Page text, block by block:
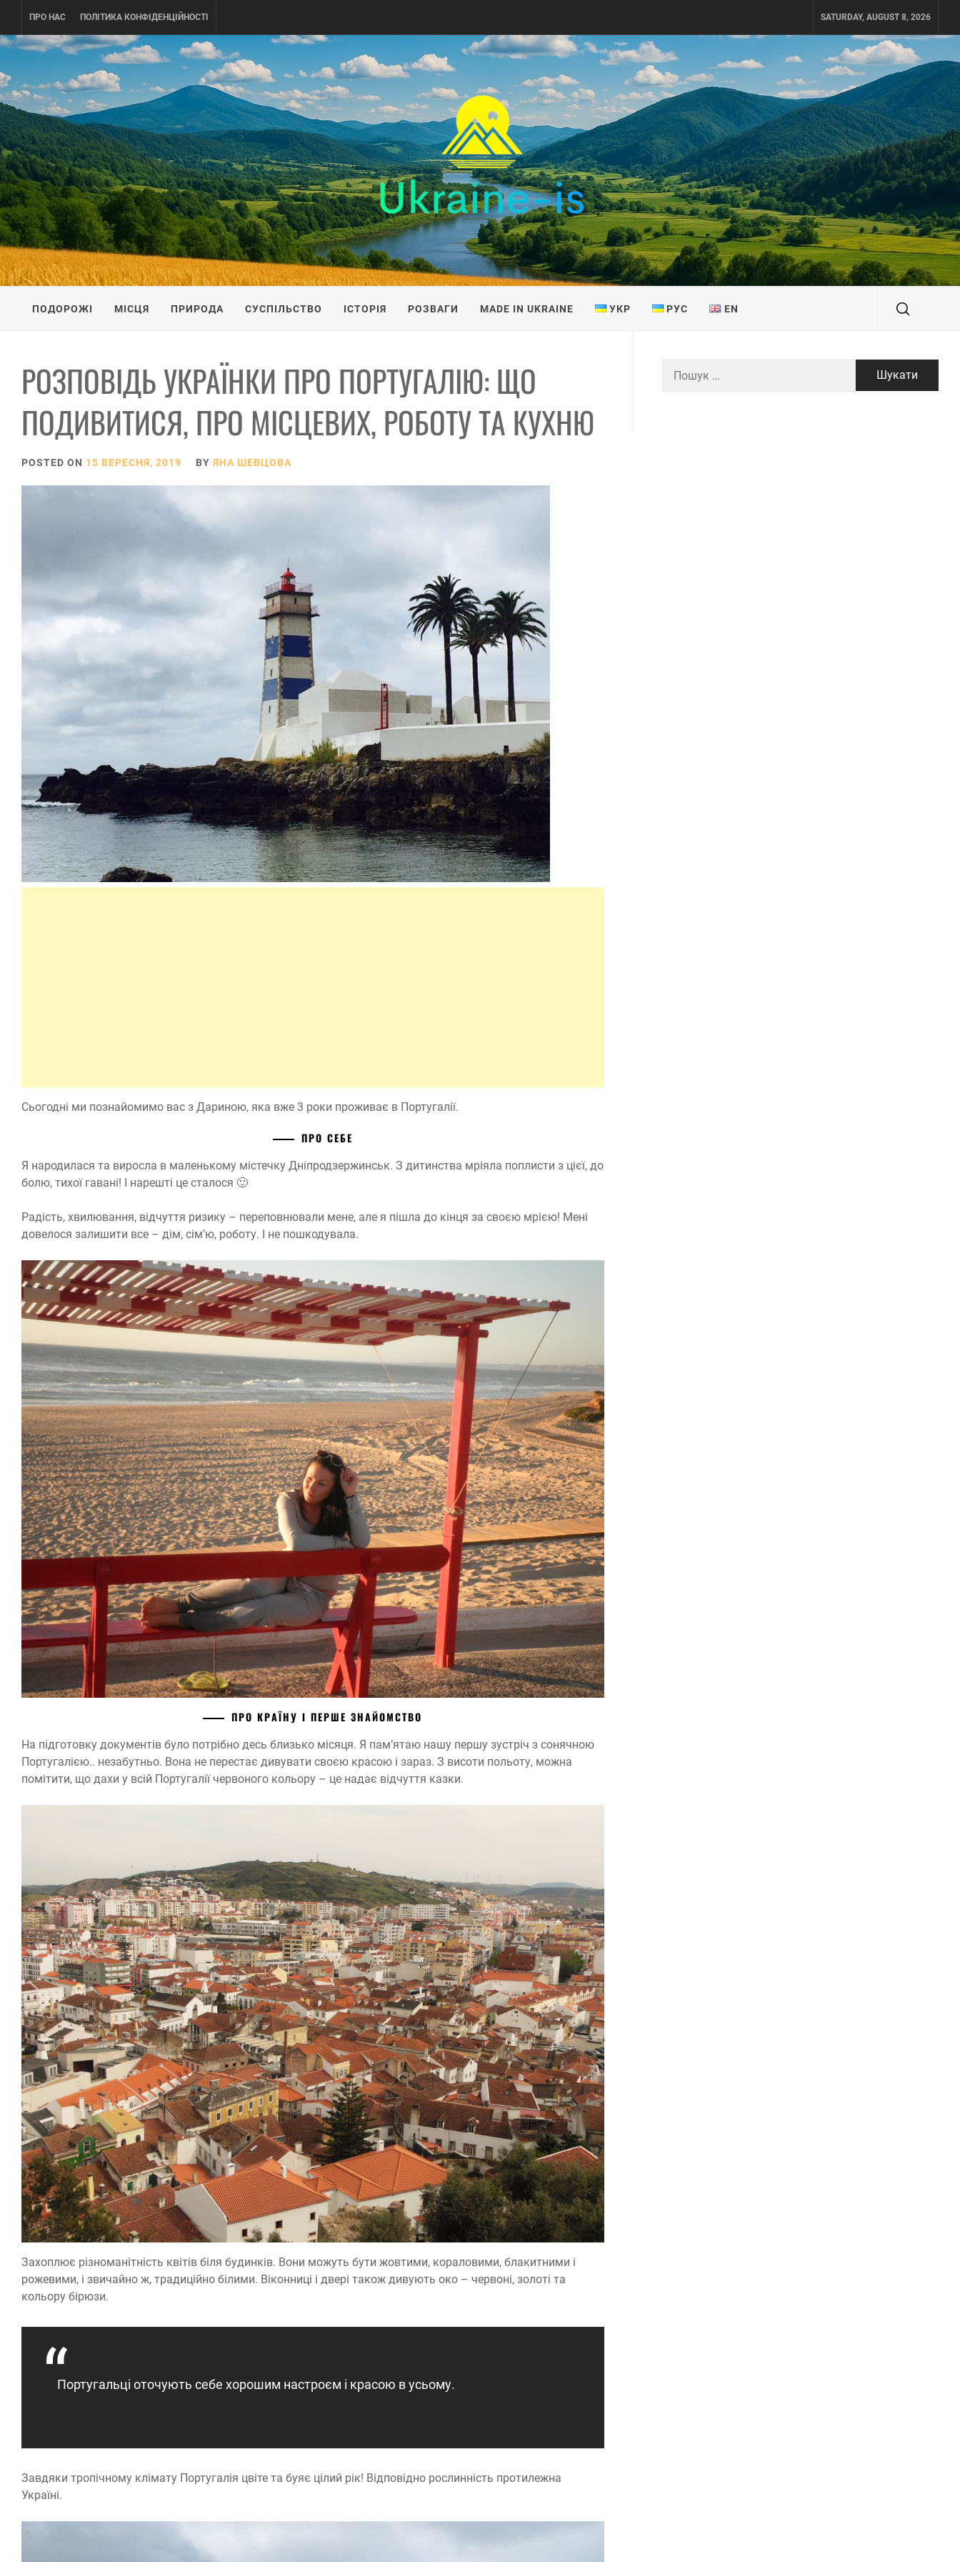
content
ПРО НАС ПОЛІТИКА КОНФІДЕНЦІЙНОСТІ SATURDAY, AUGUST 8, 2026
UKRAINE-IS
ПОДОРОЖI ПО УКРАЇНІ
ПОДОРОЖІ МІСЦЯ ПРИРОДА СУСПІЛЬСТВО ІСТОРІЯ РОЗВАГИ MADE IN UKRAINE УКР РУС EN
РОЗПОВІДЬ УКРАЇНКИ ПРО ПОРТУГАЛІЮ: ЩО
ПОДИВИТИСЯ, ПРО МІСЦЕВИХ, РОБОТУ ТА КУХНЮ
POSTED ON 15 ВЕРЕСНЯ, 2019 BY ЯНА ШЕВЦОВА
Сьогодні ми познайомимо вас з Дариною, яка вже 3 роки проживає в Португалії.
ПРО СЕБЕ
Я народилася та виросла в маленькому містечку Дніпродзержинськ. З дитинства мріяла поплисти з цієї, до
болю, тихої гавані! І нарешті це сталося 🙂
Радість, хвилювання, відчуття ризику – переповнювали мене, але я пішла до кінця за своєю мрією! Мені
довелося залишити все – дім, сім’ю, роботу. І не пошкодувала.
ПРО КРАЇНУ І ПЕРШЕ ЗНАЙОМСТВО
На підготовку документів було потрібно десь близько місяця. Я пам’ятаю нашу першу зустріч з сонячною
Португалією.. незабутньо. Вона не перестає дивувати своєю красою і зараз. З висоти польоту, можна
помітити, що дахи у всій Португалії червоного кольору – це надає відчуття казки.
Захоплює різноманітність квітів біля будинків. Вони можуть бути жовтими, кораловими, блакитними і
рожевими, і звичайно ж, традиційно білими. Віконниці і двері також дивують око – червоні, золоті та
кольору бірюзи.
Португальці оточують себе хорошим настроєм і красою в усьому.
Завдяки тропічному клімату Португалія цвіте та буяє цілий рік! Відповідно рослинність протилежна
Україні.